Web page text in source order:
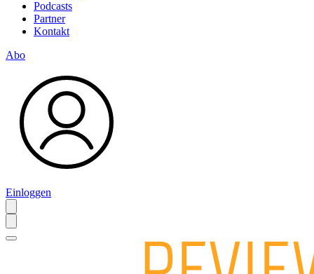
Podcasts
Partner
Kontakt
Abo
Einloggen